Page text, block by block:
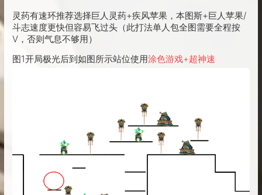
灵药有速环推荐选择巨人灵药+疾风苹果，本图斯+巨人苹果/
斗志速度更快但容易飞过头（此打法单人包全图需要全程按
V，否则气息不够用）
图1开局极光后到如图所示站位使用涂色游戏+超神速